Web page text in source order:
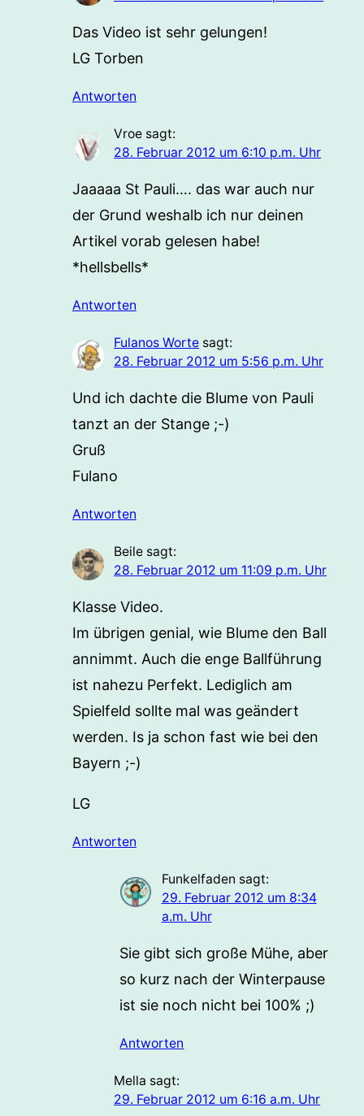
Das Video ist sehr gelungen!
LG Torben
Antworten
Vroe sagt:
28. Februar 2012 um 6:10 p.m. Uhr
Jaaaaa St Pauli…. das war auch nur
der Grund weshalb ich nur deinen
Artikel vorab gelesen habe!
*hellsbells*
Antworten
Fulanos Worte sagt:
28. Februar 2012 um 5:56 p.m. Uhr
Und ich dachte die Blume von Pauli
tanzt an der Stange ;-)
Gruß
Fulano
Antworten
Beile sagt:
28. Februar 2012 um 11:09 p.m. Uhr
Klasse Video.
Im übrigen genial, wie Blume den Ball
annimmt. Auch die enge Ballführung
ist nahezu Perfekt. Lediglich am
Spielfeld sollte mal was geändert
werden. Is ja schon fast wie bei den
Bayern ;-)
LG
Antworten
Funkelfaden sagt:
29. Februar 2012 um 8:34
a.m. Uhr
Sie gibt sich große Mühe, aber
so kurz nach der Winterpause
ist sie noch nicht bei 100% ;)
Antworten
Mella sagt:
29. Februar 2012 um 6:16 a.m. Uhr